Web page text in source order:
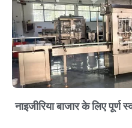
नाइजीरिया बाजार के लिए पूर्ण